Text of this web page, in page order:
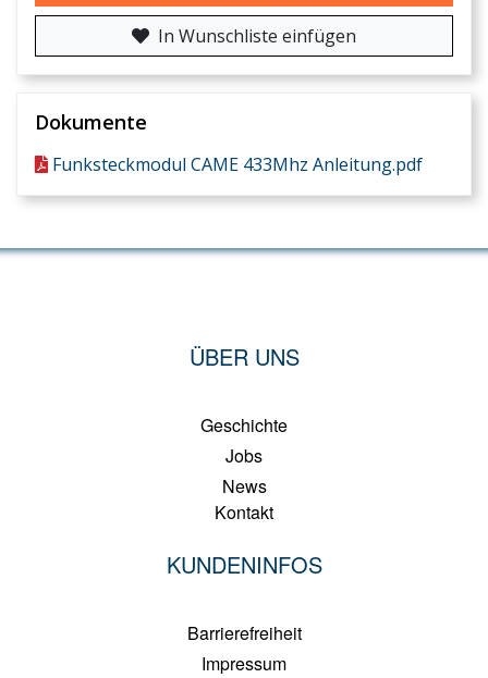
In Wunschliste einfügen
Dokumente
Funksteckmodul CAME 433Mhz Anleitung.pdf
ÜBER UNS
Geschichte
Jobs
News
Kontakt
KUNDENINFOS
Barrierefreiheit
Impressum